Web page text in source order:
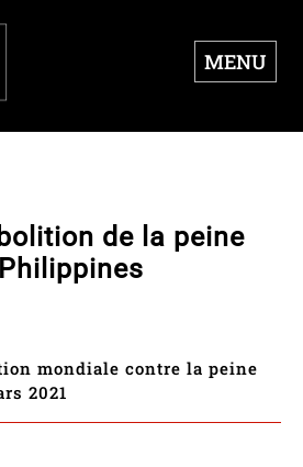
MENU
de la peine
mondiale contre la peine
2021